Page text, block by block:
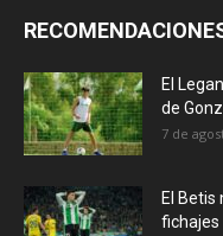
El
de
7 de
El Betis
fichajes